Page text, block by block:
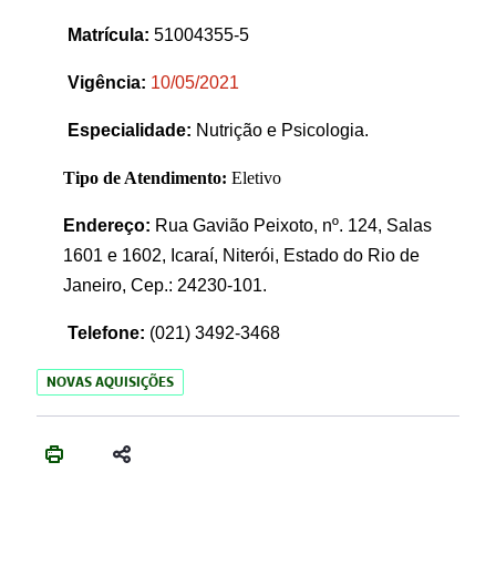
Matrícula: 51004355-5
Vigência: 10/05/2021
Especialidade: Nutrição e Psicologia.
Tipo de Atendimento: Eletivo
Endereço: Rua Gavião Peixoto, nº. 124, Salas
1601 e 1602, Icaraí, Niterói, Estado do Rio de
Janeiro, Cep.: 24230-101.
Telefone: (021) 3492-3468
NOVAS AQUISIÇÕES